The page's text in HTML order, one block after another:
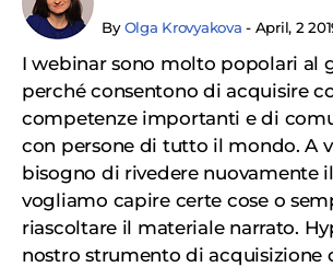
ByOlga Krovyakova - April, 2
I webinar sono molto popolari al
perché consentono di acquisire
competenze importanti e di
con persone di tutto il mondo. A
bisogno di rivedere nuovamente
vogliamo capire certe cose o
riascoltare il materiale narrato.
nostro strumento di acquisizione